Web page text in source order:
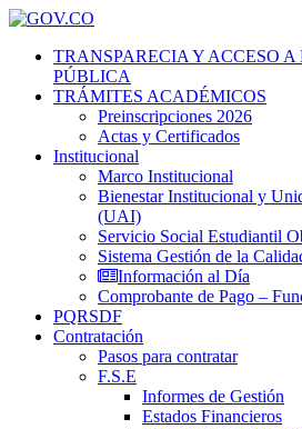
TRANSPARECIA Y ACCESO
PÚBLICA
TRÁMITES ACADÉMICOS
Preinscripciones 2026
Actas y Certificados
Institucional
Marco Institucional
Bienestar Institucional y
(UAI)
Servicio Social Estudiantil
Sistema Gestión de la
Información al Día
Comprobante de Pago –
PQRSDF
Contratación
Pasos para contratar
F.S.E
Informes de Gestión
Estados Financieros